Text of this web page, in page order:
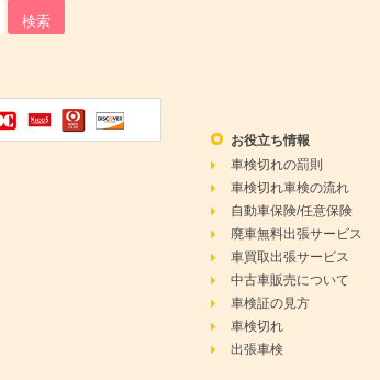
お役立ち情報
車検切れの罰則
車検切れ車検の流れ
自動車保険/任意保険
廃車無料出張サービス
車買取出張サービス
中古車販売について
車検証の見方
車検切れ
出張車検